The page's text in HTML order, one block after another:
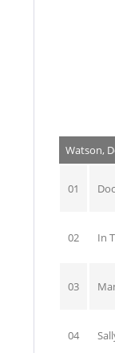
Watson,
01
02 In
03
04